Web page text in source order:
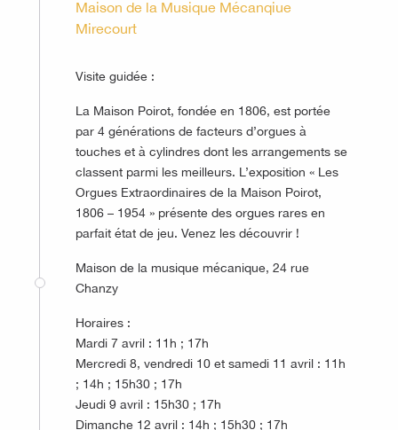
Maison de la Musique Mécanqiue
Mirecourt
Visite guidée :
La Maison Poirot, fondée en 1806, est portée
par 4 générations de facteurs d’orgues à
touches et à cylindres dont les arrangements se
classent parmi les meilleurs. L’exposition « Les
Orgues Extraordinaires de la Maison Poirot,
1806 – 1954 » présente des orgues rares en
parfait état de jeu. Venez les découvrir !
Maison de la musique mécanique, 24 rue
Chanzy
Horaires :
Mardi 7 avril : 11h ; 17h
Mercredi 8, vendredi 10 et samedi 11 avril : 11h
; 14h ; 15h30 ; 17h
Jeudi 9 avril : 15h30 ; 17h
Dimanche 12 avril : 14h ; 15h30 ; 17h